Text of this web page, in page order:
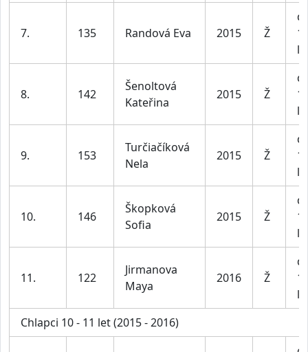
7. 135 Randová Eva 2015 Ž
8. 142
Šenoltová
Kateřina
2015 Ž
9. 153
Turčiačíková
Nela
2015 Ž
10. 146
Škopková
Sofia
2015 Ž
11. 122
Jirmanova
Maya
2016 Ž
Chlapci 10 - 11 let (2015 - 2016)